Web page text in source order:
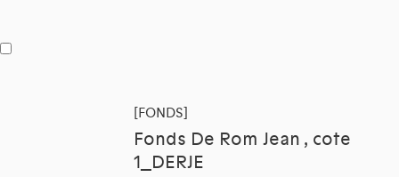
[FONDS]
Fonds De Rom Jean , cote
1_DERJE